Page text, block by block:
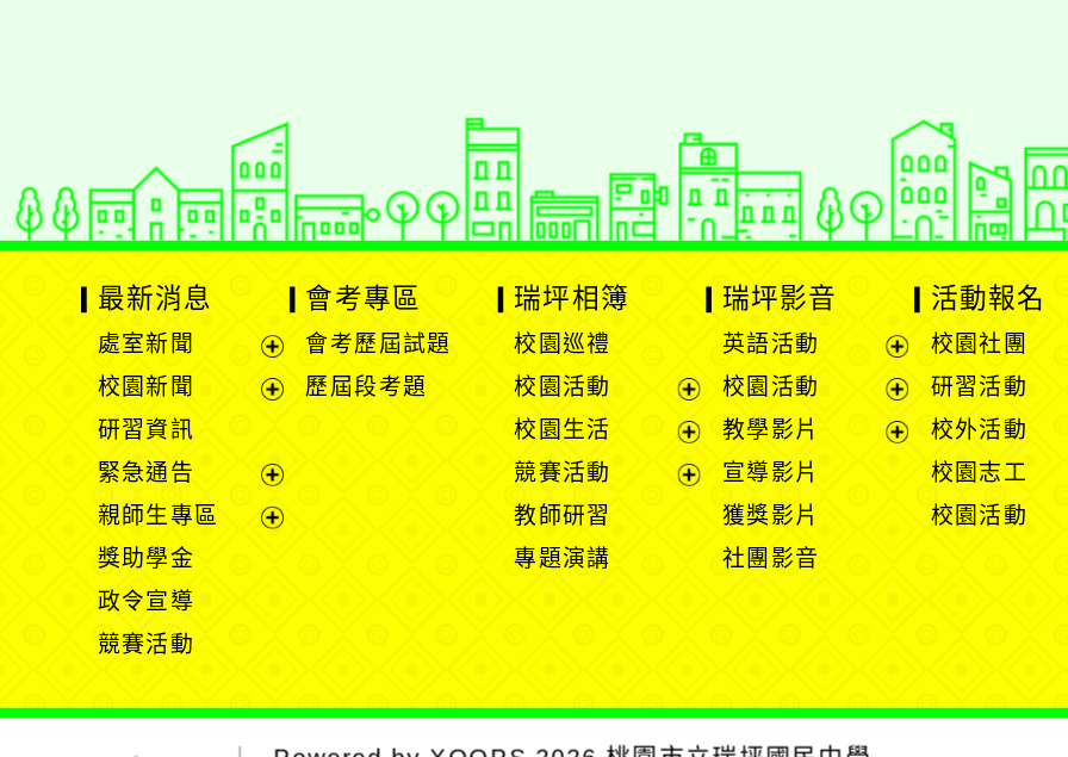
網站設計：Neil網站設計工坊
Xoops網站設計者：
最新消息
處室新聞
展
單
校園新聞
選
單
研習資訊
緊急通告
展
開
親師生專區
獎助學金
政令宣導
競賽活動
會考專區
會考歷屆試題
歷屆段考題
瑞坪相簿
校園巡禮
校園活動
展
開
選
校園生活
展
開
競賽活動
教師研習
專題演講
瑞坪影音
英語活動
展
選
校園活動
展
開
教學影片
宣導影片
獲獎影片
社團影音
活動報名
校園社團
研習活動
校外活動
校園志工
校園活動